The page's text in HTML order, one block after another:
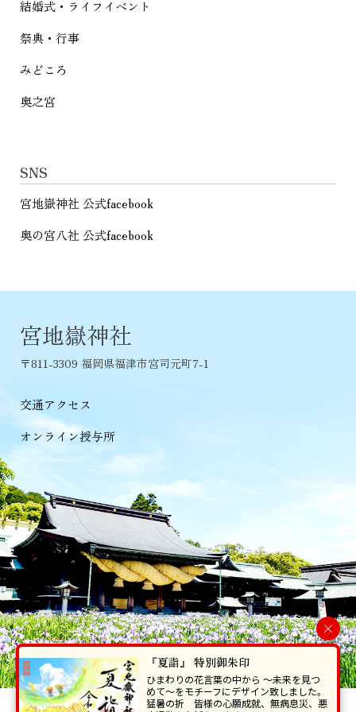
結婚式・ライフイベント
祭典・行事
みどころ
奥之宮
SNS
宮地嶽神社 公式facebook
奥の宮八社 公式facebook
宮地嶽神社
〒811-3309 福岡県福津市宮司元町7-1
交通アクセス
オンライン授与所
当ホームページで掲載の写真・イラスト等を無断で転写･複製することを
×
『夏詣』 特別御朱印
ひまわりの花言葉の中から 〜未来を見つ
めて〜をモチーフにデザイン致しました。
猛暑の折 皆様の心願成就、無病息災、悪